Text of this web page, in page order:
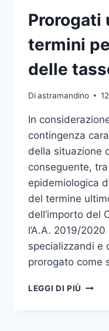
23.000
EURO
E
DAL
TASSE
Prorogati
termini
delle
Diastramandino
In
contingenza
della situazione
conseguente, tra
epidemiologica
del termine
dell’importo del
l’A.A. 2019/
specializzandi e
prorogato come
LEGGI DI PIÙ